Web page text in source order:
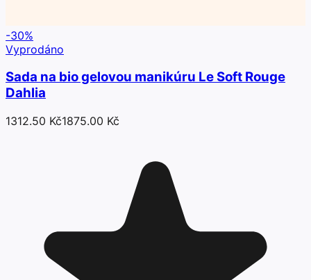
-30%
Vyprodáno
Sada na bio gelovou manikúru Le Soft Rouge
Dahlia
1312.50 Kč1875.00 Kč